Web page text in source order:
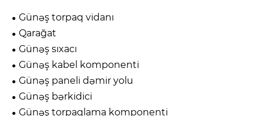
Günəş torpaq vidanı
Qarağat
Günəş sıxacı
Günəş kabel komponenti
Günəş paneli dəmir yolu
Günəş bərkidici
Günəş torpaqlama komponenti